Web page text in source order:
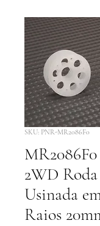
SKU: PNR-MR2086F0
2WD
Usinada
Raios